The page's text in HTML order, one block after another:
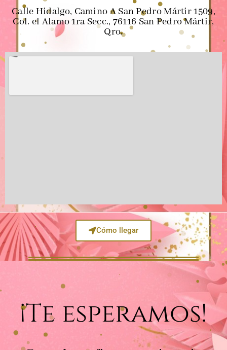
Calle Hidalgo, Camino A San Pedro Mártir 1509,
Col. el Alamo 1ra Secc., 76116 San Pedro Mártir,
Qro.
Cómo llegar
¡Te esperamos!